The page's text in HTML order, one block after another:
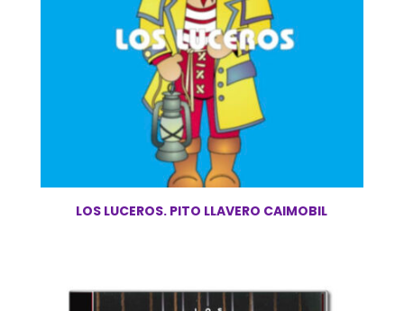
LOS LUCEROS. PITO LLAVERO CAIMOBIL